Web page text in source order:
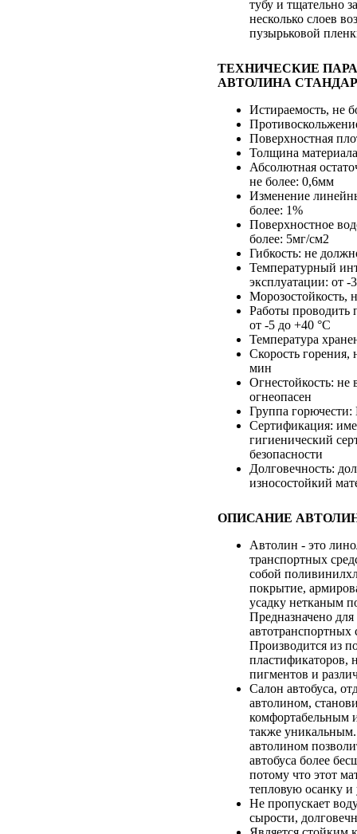
тубу и тщательно
несколько слоев
пузырьковой
ТЕХНИЧЕСКИЕ
АВТОЛИНА
Истираемость, не
Поверхностная
Толщина
Абсолютная
не более: 0,6мм
Изменение
более: 1%
Поверхностное
более: 5мг/см2
Гибкость: не
Температурный
эксплуатации: от -
Морозостойкость,
Работы проводить
от -5 до +40 °С
Температура
Скорость горения,
мин
Огнестойкость: не
огнеопасен
Группа горючести:
Сертификация:
гигиенический
безопасности
Долговечность:
износостойкий
ОПИСАНИЕ
Автолин - это
транспортных
собой
покрытие,
усадку нетканым
Предназначено
автотранспортных
Производится из
пластификаторов,
пигментов и
Салон автобуса,
автолином,
комфортабельным
также
автолином
автобуса более
потому что этот
тепловую осанку и
Не пропускает
сырости,